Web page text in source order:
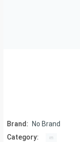
Brand:
No Brand
Category: